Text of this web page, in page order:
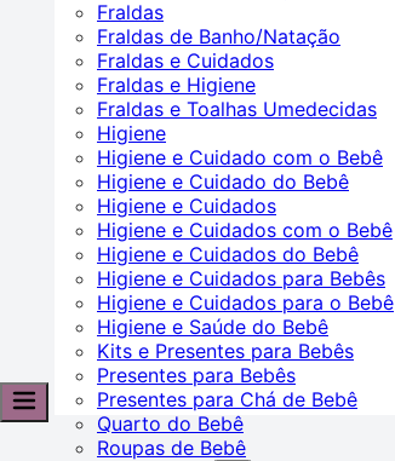
Fraldas
Fraldas de Banho/Natação
Fraldas e Cuidados
Fraldas e Higiene
Fraldas e Toalhas Umedecidas
Higiene
Higiene e Cuidado com o Bebê
Higiene e Cuidado do Bebê
Higiene e Cuidados
Higiene e Cuidados com o Bebê
Higiene e Cuidados do Bebê
Higiene e Cuidados para Bebês
Higiene e Cuidados para o Bebê
Higiene e Saúde do Bebê
Kits e Presentes para Bebês
Presentes para Bebês
Presentes para Chá de Bebê
Quarto do Bebê
Roupas de Bebê